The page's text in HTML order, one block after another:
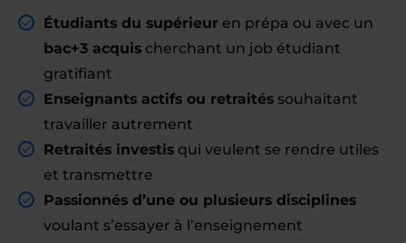
Étudiants du supérieur en prépa ou avec un
bac+3 acquis cherchant un job étudiant
gratifiant
Enseignants actifs ou retraités souhaitant
travailler autrement
Retraités investis qui veulent se rendre utiles
et transmettre
Passionnés d’une ou plusieurs disciplines
voulant s’essayer à l’enseignement